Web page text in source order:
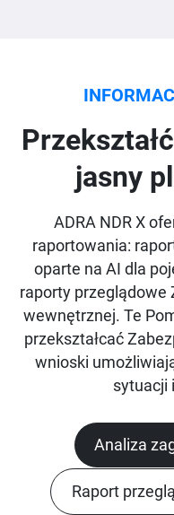
jasny
ADRA NDR X
raportowania:
oparte na AI dla
raporty przeglądowe
wewnętrznej. Te
przekształcać
wnioski
sytuacji
Analiza
Raport